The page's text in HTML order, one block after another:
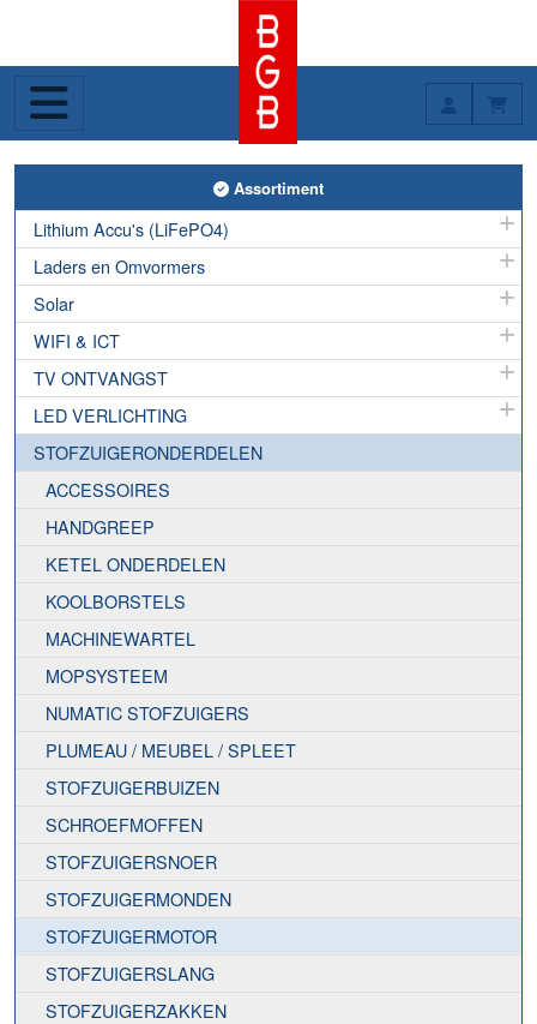
Toggle Assortiment
Assortiment
Lithium Accu's (LiFePO4)
Laders en Omvormers
Solar
WIFI & ICT
TV ONTVANGST
LED VERLICHTING
STOFZUIGERONDERDELEN
ACCESSOIRES
HANDGREEP
KETEL ONDERDELEN
KOOLBORSTELS
MACHINEWARTEL
MOPSYSTEEM
NUMATIC STOFZUIGERS
PLUMEAU / MEUBEL / SPLEET
STOFZUIGERBUIZEN
SCHROEFMOFFEN
STOFZUIGERSNOER
STOFZUIGERMONDEN
STOFZUIGERMOTOR
STOFZUIGERSLANG
STOFZUIGERZAKKEN